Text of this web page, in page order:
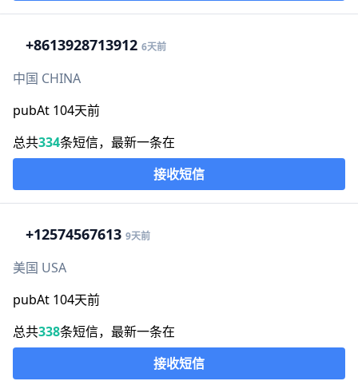
+8613928713912 6天前
中国 CHINA
pubAt 104天前
总共334条短信，最新一条在
接收短信
+12574567613 9天前
美国 USA
pubAt 104天前
总共338条短信，最新一条在
接收短信